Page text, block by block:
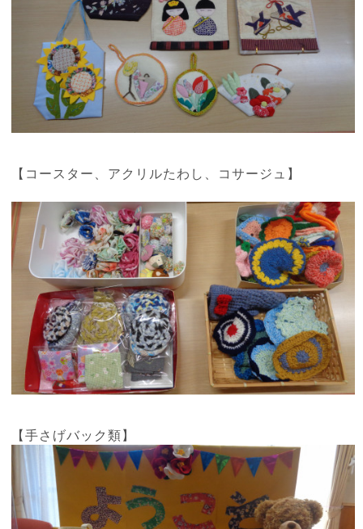
【コースター、アクリルたわし、コサージュ】
【手さげバック類】